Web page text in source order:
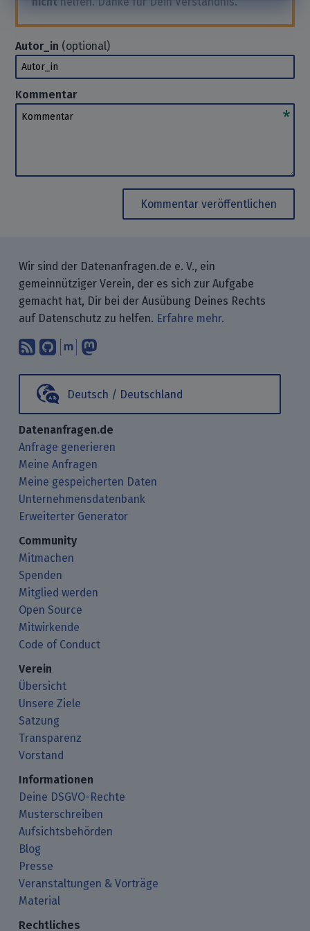
Autor_in (optional)
Autor_in
Kommentar
Kommentar
Kommentar veröffentlichen
Wir sind der Datenanfragen.de e. V., ein
gemeinnütziger Verein, der es sich zur Aufgabe
gemacht hat, Dir bei der Ausübung Deines Rechts
auf Datenschutz zu helfen. Erfahre mehr.
Abonniere unsere Blogbeiträge mit
Finde uns bei GitHub.
Unterhalte Dich mit uns über
Deutsch / Deutschland
Datenanfragen.de
Anfrage generieren
Meine Anfragen
Meine gespeicherten Daten
Unternehmensdatenbank
Erweiterter Generator
Community
Mitmachen
Spenden
Mitglied werden
Open Source
Mitwirkende
Code of Conduct
Verein
Übersicht
Unsere Ziele
Satzung
Transparenz
Vorstand
Informationen
Deine DSGVO-Rechte
Musterschreiben
Aufsichtsbehörden
Blog
Presse
Veranstaltungen & Vorträge
Material
Rechtliches